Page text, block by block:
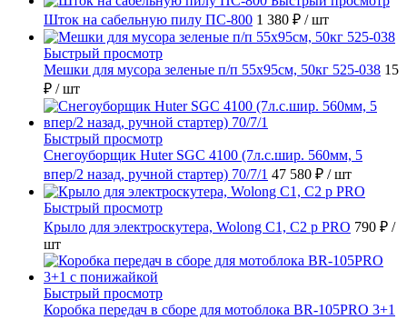
Шток на сабельную пилу ПС-800 1 380 ₽ / шт
Быстрый просмотр
Мешки для мусора зеленые п/п 55х95см, 50кг 525-038 15
₽ / шт
Быстрый просмотр
Снегоуборщик Huter SGC 4100 (7л.с.шир. 560мм, 5
впер/2 назад, ручной стартер) 70/7/1 47 580 ₽ / шт
Быстрый просмотр
Крыло для электроскутера, Wolong С1, С2 p PRO 790 ₽ /
шт
Быстрый просмотр
Коробка передач в сборе для мотоблока BR-105PRO 3+1